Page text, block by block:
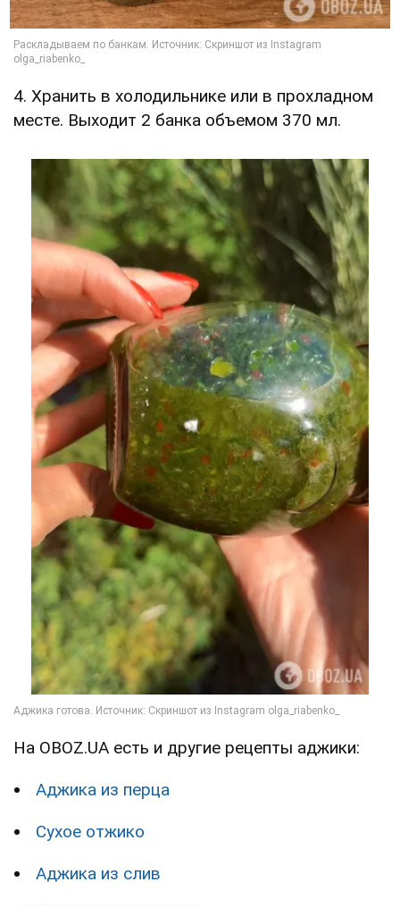
4. Хранить в холодильнике или в прохладном
месте. Выходит 2 банка объемом 370 мл.
На OBOZ.UA есть и другие рецепты аджики:
Аджика из перца
Сухое отжико
Аджика из слив